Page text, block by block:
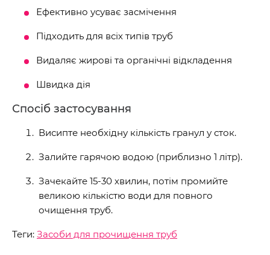
Ефективно усуває засмічення
Підходить для всіх типів труб
Видаляє жирові та органічні відкладення
Швидка дія
Спосіб застосування
Висипте необхідну кількість гранул у сток.
Залийте гарячою водою (приблизно 1 літр).
Зачекайте 15-30 хвилин, потім промийте
великою кількістю води для повного
очищення труб.
Теги: Засоби для прочищення труб